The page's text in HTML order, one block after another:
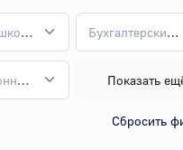
Балетная школа Бухгалтерские и финансовые курсы
Дистанционные курсы Показать
Сбросить